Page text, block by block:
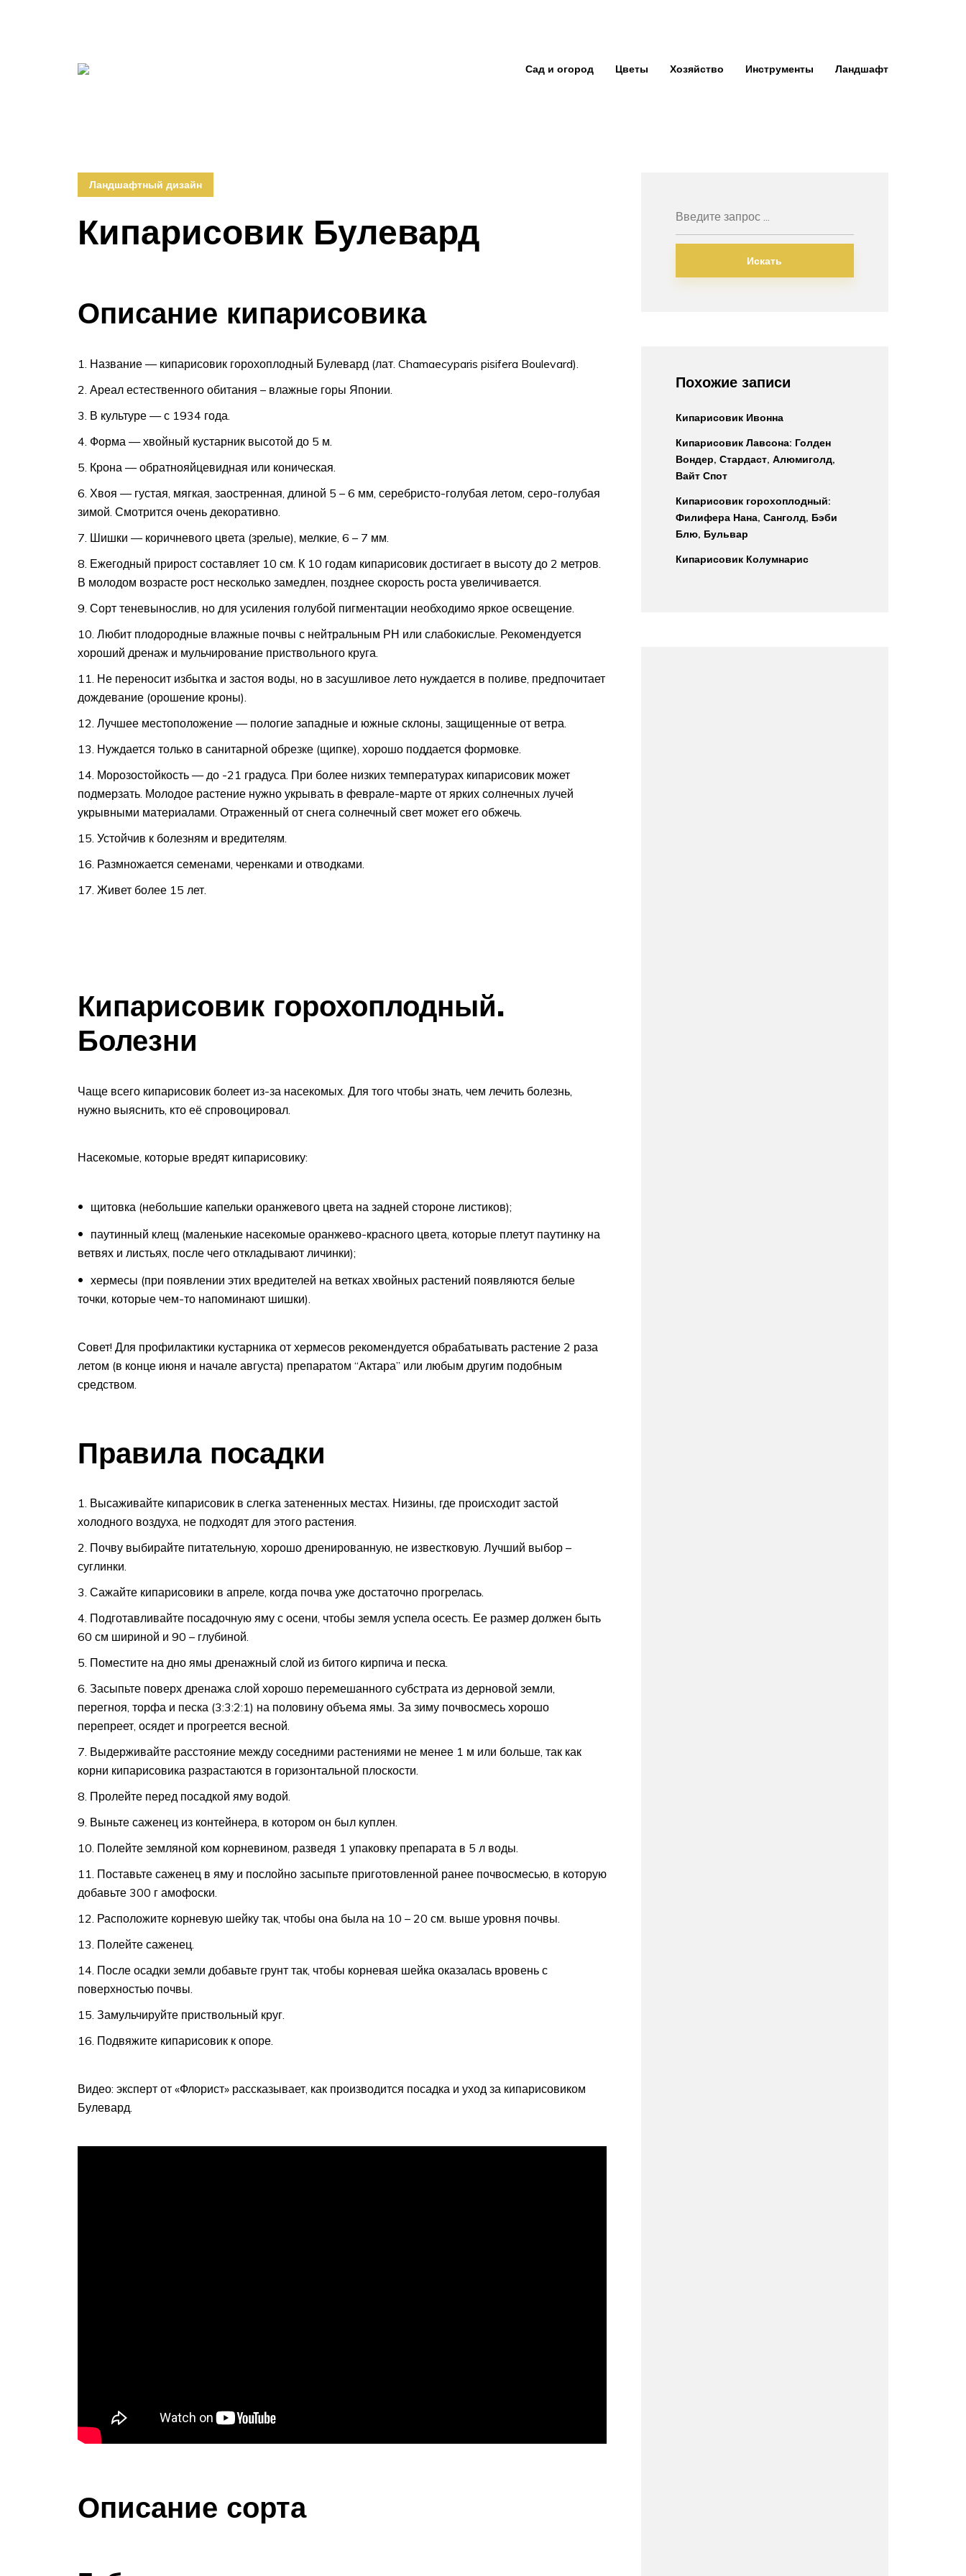
Сад и огород Цветы Хозяйство Инструменты Ландшафт
Ландшафтный дизайн
Кипарисовик Булевард
Описание кипарисовика
Название — кипарисовик горохоплодный Булевард (лат. Chamaecyparis pisifera Boulevard).
Ареал естественного обитания – влажные горы Японии.
В культуре — с 1934 года.
Форма — хвойный кустарник высотой до 5 м.
Крона — обратнояйцевидная или коническая.
Хвоя — густая, мягкая, заостренная, длиной 5 – 6 мм, серебристо-голубая летом, серо-голубая
зимой. Смотрится очень декоративно.
Шишки — коричневого цвета (зрелые), мелкие, 6 – 7 мм.
Ежегодный прирост составляет 10 см. К 10 годам кипарисовик достигает в высоту до 2 метров.
В молодом возрасте рост несколько замедлен, позднее скорость роста увеличивается.
Сорт теневынослив, но для усиления голубой пигментации необходимо яркое освещение.
Любит плодородные влажные почвы с нейтральным РН или слабокислые. Рекомендуется
хороший дренаж и мульчирование приствольного круга.
Не переносит избытка и застоя воды, но в засушливое лето нуждается в поливе, предпочитает
дождевание (орошение кроны).
Лучшее местоположение — пологие западные и южные склоны, защищенные от ветра.
Нуждается только в санитарной обрезке (щипке), хорошо поддается формовке.
Морозостойкость — до -21 градуса. При более низких температурах кипарисовик может
подмерзать. Молодое растение нужно укрывать в феврале-марте от ярких солнечных лучей
укрывными материалами. Отраженный от снега солнечный свет может его обжечь.
Устойчив к болезням и вредителям.
Размножается семенами, черенками и отводками.
Живет более 15 лет.
Кипарисовик горохоплодный.
Болезни
Чаще всего кипарисовик болеет из-за насекомых. Для того чтобы знать, чем лечить болезнь,
нужно выяснить, кто её спровоцировал.
Насекомые, которые вредят кипарисовику:
щитовка (небольшие капельки оранжевого цвета на задней стороне листиков);
паутинный клещ (маленькие насекомые оранжево-красного цвета, которые плетут паутинку на
ветвях и листьях, после чего откладывают личинки);
хермесы (при появлении этих вредителей на ветках хвойных растений появляются белые
точки, которые чем-то напоминают шишки).
Совет! Для профилактики кустарника от хермесов рекомендуется обрабатывать растение 2 раза
летом (в конце июня и начале августа) препаратом “Актара” или любым другим подобным
средством.
Правила посадки
Высаживайте кипарисовик в слегка затененных местах. Низины, где происходит застой
холодного воздуха, не подходят для этого растения.
Почву выбирайте питательную, хорошо дренированную, не известковую. Лучший выбор –
суглинки.
Сажайте кипарисовики в апреле, когда почва уже достаточно прогрелась.
Подготавливайте посадочную яму с осени, чтобы земля успела осесть. Ее размер должен быть
60 см шириной и 90 – глубиной.
Поместите на дно ямы дренажный слой из битого кирпича и песка.
Засыпьте поверх дренажа слой хорошо перемешанного субстрата из дерновой земли,
перегноя, торфа и песка (3:3:2:1) на половину объема ямы. За зиму почвосмесь хорошо
перепреет, осядет и прогреется весной.
Выдерживайте расстояние между соседними растениями не менее 1 м или больше, так как
корни кипарисовика разрастаются в горизонтальной плоскости.
Пролейте перед посадкой яму водой.
Выньте саженец из контейнера, в котором он был куплен.
Полейте земляной ком корневином, разведя 1 упаковку препарата в 5 л воды.
Поставьте саженец в яму и послойно засыпьте приготовленной ранее почвосмесью, в которую
добавьте 300 г амофоски.
Расположите корневую шейку так, чтобы она была на 10 – 20 см. выше уровня почвы.
Полейте саженец.
После осадки земли добавьте грунт так, чтобы корневая шейка оказалась вровень с
поверхностью почвы.
Замульчируйте приствольный круг.
Подвяжите кипарисовик к опоре.
Видео: эксперт от «Флорист» рассказывает, как производится посадка и уход за кипарисовиком
Булевард.
Описание сорта
Искать
Похожие записи
Кипарисовик Ивонна
Кипарисовик Лавсона: Голден
Вондер, Стардаст, Алюмиголд,
Вайт Спот
Кипарисовик горохоплодный:
Филифера Нана, Санголд, Бэби
Блю, Бульвар
Кипарисовик Колумнарис